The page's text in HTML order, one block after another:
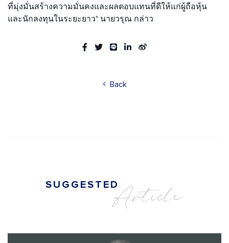
ที่มุ่งมั่นสร้างความมั่นคงและผลตอบแทนที่ดีให้แก่ผู้ถือหุ้น
และนักลงทุนในระยะยาว" นายวรุณ กล่าว
Back
SUGGESTEDArticle